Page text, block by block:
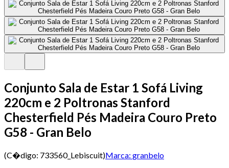
Conjunto Sala de Estar 1 Sofá Living
220cm e 2 Poltronas Stanford
Chesterfield Pés Madeira Couro Preto
G58 - Gran Belo
(C�digo: 733560_Lebiscuit)Marca: granbelo